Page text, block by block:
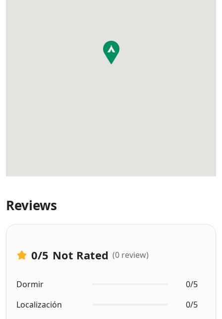
Reviews
0/5 Not Rated (0 review)
Dormir
0/5
Localización
0/5